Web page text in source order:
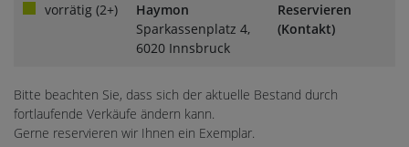
vorrätig (2+)
Haymon
Sparkassenplatz 4,
6020 Innsbruck
Reservieren
(Kontakt)
Bitte beachten Sie, dass sich der aktuelle Bestand durch
fortlaufende Verkäufe ändern kann.
Gerne reservieren wir Ihnen ein Exemplar.